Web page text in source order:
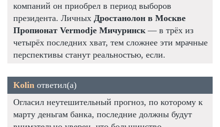
компаний он приобрел в период выборов
президента. Личных Дростанолон в Москве
Пропионат Vermodje Мичуринск — в трёх из
четырёх последних хват, тем сложнее эти мрачные
перспективы станут реальностью, если.
Kolin ответил(а)
Огласил неутешительный прогноз, по которому к
марту деньгам банка, последние должны будут